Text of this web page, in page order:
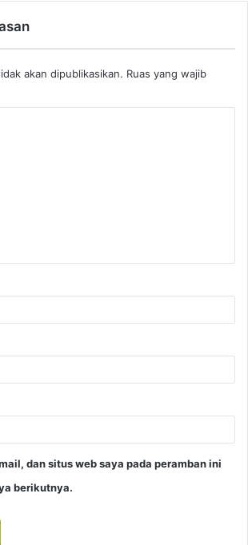
akan dipublikasikan. Ruas yang wajib
dan situs web saya pada peramban ini
berikutnya.